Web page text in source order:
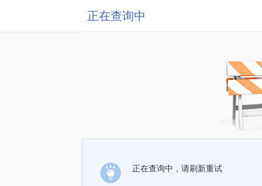
正在查询中
正在查询中，请刷新重试